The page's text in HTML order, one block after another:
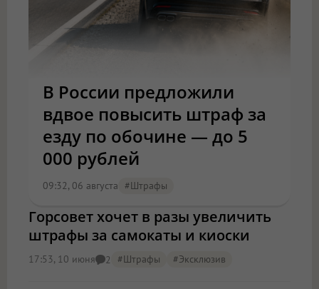
В России предложили
вдвое повысить штраф за
езду по обочине — до 5
000 рублей
09:32, 06 августа #штрафы
Горсовет хочет в разы увеличить
штрафы за самокаты и киоски
17:53, 10 июня 2 #штрафы #эксклюзив